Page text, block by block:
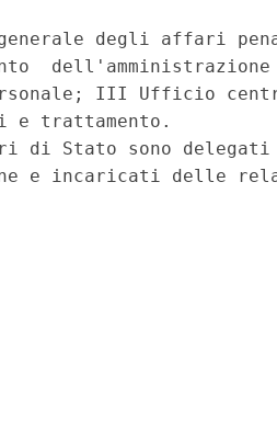
degli affari
III Ufficio
e trattamento.
di Stato sono